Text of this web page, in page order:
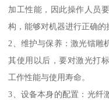
加工性能，因此操作人员
构，能够对机器进行正确的
2、维护与保养：激光镭雕
其使用以后，要对激光打
工作性能与使用寿命。
3、设备本身的配置：光纤